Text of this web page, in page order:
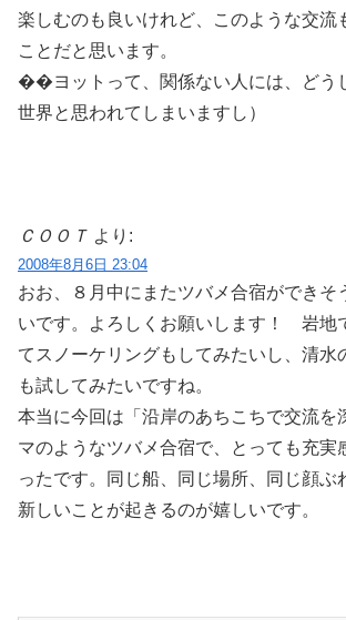
楽しむのも良いけれど、このような交流
ことだと思います。
��ヨットって、関係ない人には、どう
世界と思われてしまいますし）
ＣＯＯＴ より:
2008年8月6日 23:04
おお、８月中にまたツバメ合宿ができそ
いです。よろしくお願いします！ 岩地
てスノーケリングもしてみたいし、清水
も試してみたいですね。
本当に今回は「沿岸のあちこちで交流を
マのようなツバメ合宿で、とっても充実
ったです。同じ船、同じ場所、同じ顔ぶ
新しいことが起きるのが嬉しいです。